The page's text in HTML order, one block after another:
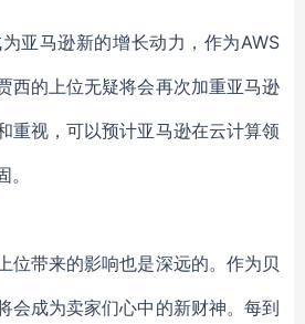
亚马逊新的增长动力，作为AWS
西的上位无疑将会再次加重亚马逊
重视，可以预计亚马逊在云计算领
位带来的影响也是深远的。 作为贝
会成为卖家们心中的新财神。每到